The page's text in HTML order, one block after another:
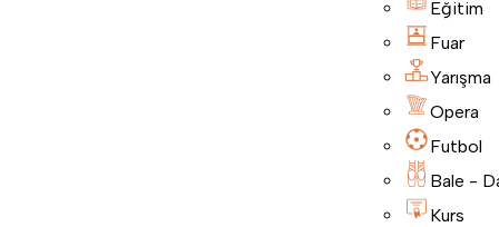
Eğitim
Fuar
Yarışma
Opera
Futbol
Bale -
Kurs